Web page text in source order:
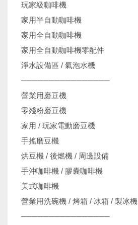
玩家級咖啡機
家用半自動咖啡機
家用全自動咖啡機
家用全自動咖啡機零配件
淨水設備區 / 氣泡水機
────────────────
營業用磨豆機
零殘粉磨豆機
家用 / 玩家電動磨豆機
手搖磨豆機
烘豆機 / 後燃機 / 周邊設備
手沖咖啡機 / 膠囊咖啡機
美式咖啡機
營業用洗碗機 / 烤箱 / 冰箱 / 製冰機
────────────────